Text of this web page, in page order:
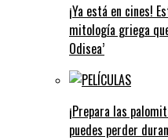
¡Ya está en cines!
mitología griega
Odisea’
¡Prepara las
puedes perder